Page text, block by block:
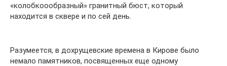
«колобкоообразный» гранитный бюст, который
находится в сквере и по сей день.
Разумеется, в дохрущевские времена в Кирове было
немало памятников, посвященных еще одному